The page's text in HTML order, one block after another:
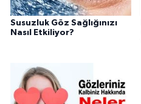
Susuzluk Göz Sağlığınızı
Nasıl Etkiliyor?